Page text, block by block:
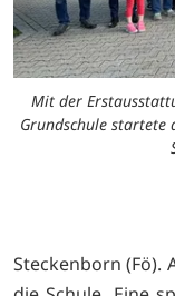
Mit der
Grundschule startete
Steckenborn (Fö).